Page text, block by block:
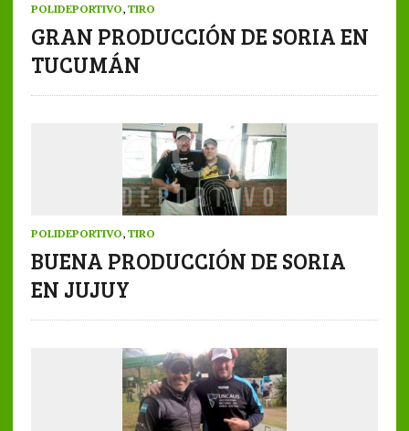
POLIDEPORTIVO, TIRO
GRAN PRODUCCIÓN DE SORIA EN
TUCUMÁN
POLIDEPORTIVO, TIRO
BUENA PRODUCCIÓN DE SORIA
EN JUJUY